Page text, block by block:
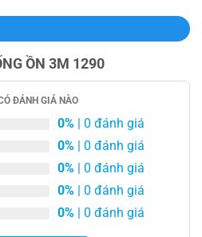
ỒN 3M 1290
ĐÁNH GIÁ NÀO
0% | 0 đánh giá
0% | 0 đánh giá
0% | 0 đánh giá
0% | 0 đánh giá
0% | 0 đánh giá